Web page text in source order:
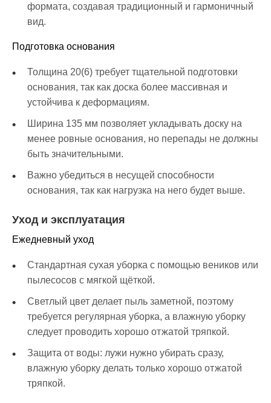
формата, создавая традиционный и гармоничный
вид.
Подготовка основания
Толщина 20(6) требует тщательной подготовки
основания, так как доска более массивная и
устойчива к деформациям.
Ширина 135 мм позволяет укладывать доску на
менее ровные основания, но перепады не должны
быть значительными.
Важно убедиться в несущей способности
основания, так как нагрузка на него будет выше.
Уход и эксплуатация
Ежедневный уход
Стандартная сухая уборка с помощью веников или
пылесосов с мягкой щёткой.
Светлый цвет делает пыль заметной, поэтому
требуется регулярная уборка, а влажную уборку
следует проводить хорошо отжатой тряпкой.
Защита от воды: лужи нужно убирать сразу,
влажную уборку делать только хорошо отжатой
тряпкой.